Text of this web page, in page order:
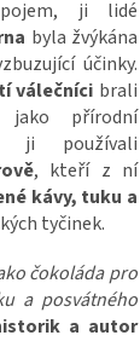
ji lidé
byla žvýkána
účinky.
válečníci brali
jako přírodní
ji používali
, kteří z ní
kávy, tuku a
tyčinek.
čokoláda pro
a posvátného
a autor